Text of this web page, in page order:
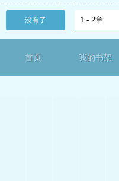
没有了
首页 我的书架